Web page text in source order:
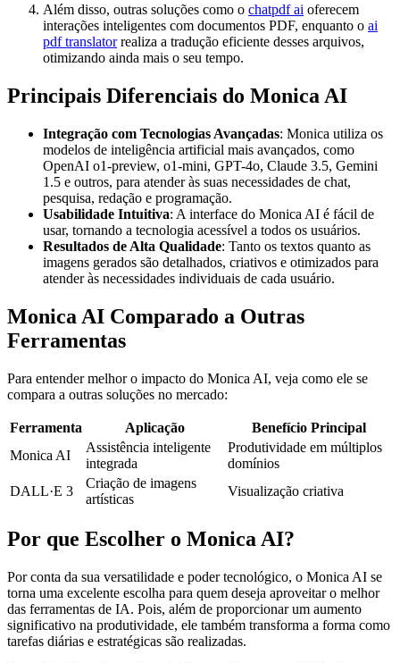
Além disso, outras soluções como o chatpdf ai oferecem
interações inteligentes com documentos PDF, enquanto o ai
pdf translatorrealiza a tradução eficiente desses arquivos,
otimizando ainda mais o seu tempo.
Principais Diferenciais do Monica AI
Integração com Tecnologias Avançadas: Monica utiliza os
modelos de inteligência artificial mais avançados, como
OpenAI o1-preview, o1-mini, GPT-4o, Claude 3.5, Gemini
1.5 e outros, para atender às suas necessidades de chat,
pesquisa, redação e programação.
Usabilidade Intuitiva: A interface do Monica AI é fácil de
usar, tornando a tecnologia acessível a todos os usuários.
Resultados de Alta Qualidade: Tanto os textos quanto as
imagens gerados são detalhados, criativos e otimizados para
atender às necessidades individuais de cada usuário.
Monica AI Comparado a Outras
Ferramentas
Para entender melhor o impacto do Monica AI, veja como ele se
compara a outras soluções no mercado:
Ferramenta Aplicação
Benefício Principal
Monica AI
Assistência inteligente
integrada
Produtividade em múltiplos
domínios
DALL·E 3
Criação de imagens
artísticas
Visualização criativa
Por que Escolher o Monica AI?
Por conta da sua versatilidade e poder tecnológico, o Monica AI se
torna uma excelente escolha para quem deseja aproveitar o melhor
das ferramentas de IA. Pois, além de proporcionar um aumento
significativo na produtividade, ele também transforma a forma como
tarefas diárias e estratégicas são realizadas.